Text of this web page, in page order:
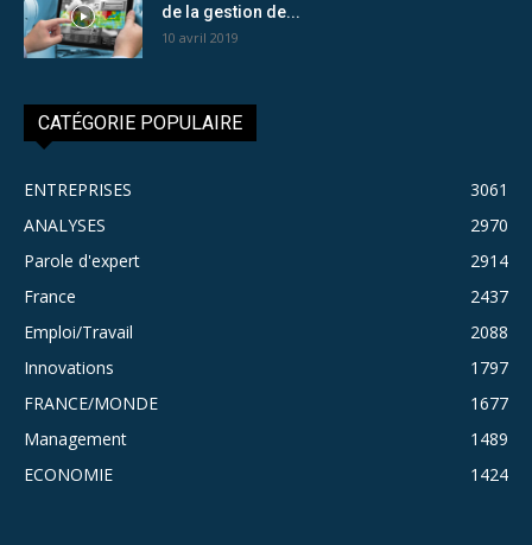
de la gestion de...
10 avril 2019
CATÉGORIE POPULAIRE
ENTREPRISES
3061
ANALYSES
2970
Parole d'expert
2914
France
2437
Emploi/Travail
2088
Innovations
1797
FRANCE/MONDE
1677
Management
1489
ECONOMIE
1424